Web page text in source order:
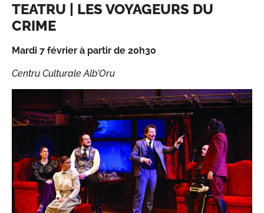
TEATRU | LES VOYAGEURS DU
CRIME
Mardi 7 février à partir de 20h30
Centru Culturale Alb’Oru